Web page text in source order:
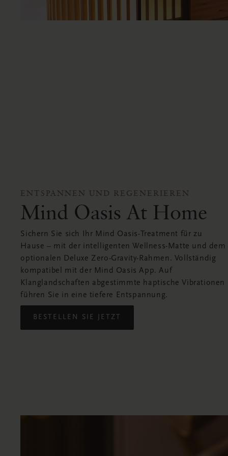
ENTSPANNEN UND REGENERIEREN
Mind Oasis At Home
Sichern Sie sich Ihr Mind Oasis-Treatment für zu
Hause – mit der intelligenten Wellness-Matte und dem
optionalen Deluxe Zero-Gravity-Rahmen. Vollständig
kompatibel mit der Mind Oasis App. Auf
Klanglandschaften abgestimmte haptische Vibrationen
führen Sie in eine tiefere Entspannung.
BESTELLEN SIE JETZT